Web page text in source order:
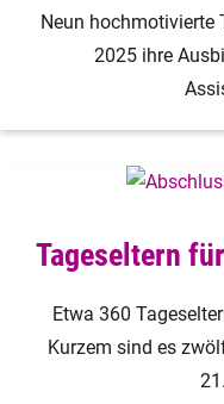
Neun hochmotivierte
2025 ihre
Tageseltern
Etwa 360
Kurzem sind es